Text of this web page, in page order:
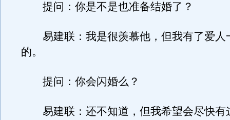
提问：你是不是也准备结婚了？
易建联：我是很羡慕他，但我有了爱人
的。
提问：你会闪婚么？
易建联：还不知道，但我希望会尽快有